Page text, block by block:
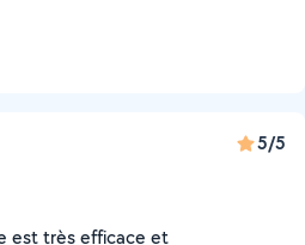
5/5
est très efficace et